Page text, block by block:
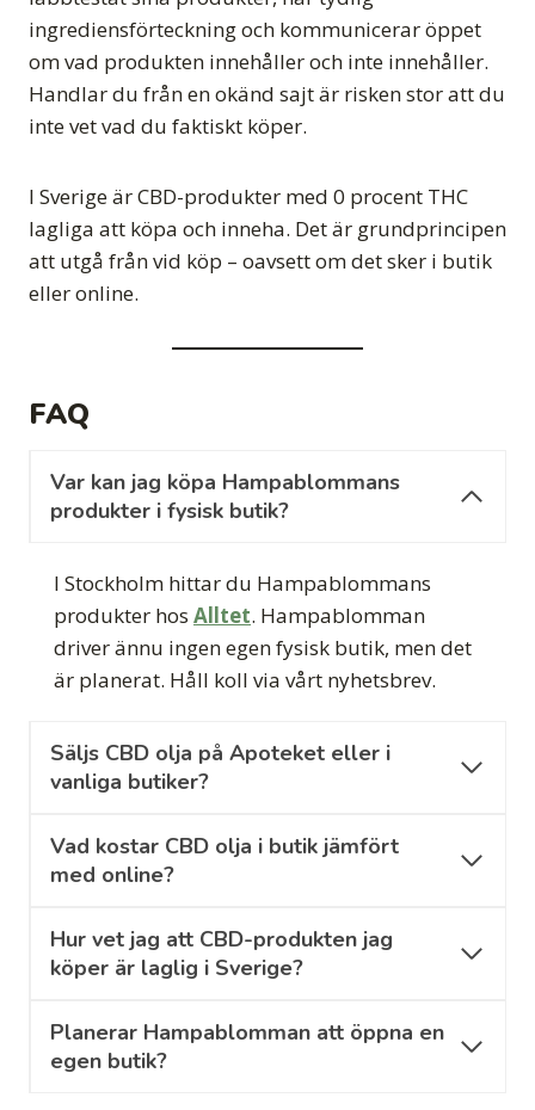
ingrediensförteckning och kommunicerar öppet
om vad produkten innehåller och inte innehåller.
Handlar du från en okänd sajt är risken stor att du
inte vet vad du faktiskt köper.
I Sverige är CBD-produkter med 0 procent THC
lagliga att köpa och inneha. Det är grundprincipen
att utgå från vid köp – oavsett om det sker i butik
eller online.
FAQ
Var kan jag köpa Hampablommans
produkter i fysisk butik?
I Stockholm hittar du Hampablommans
produkter hos Alltet. Hampablomman
driver ännu ingen egen fysisk butik, men det
är planerat. Håll koll via vårt nyhetsbrev.
Säljs CBD olja på Apoteket eller i
vanliga butiker?
Vad kostar CBD olja i butik jämfört
med online?
Hur vet jag att CBD-produkten jag
köper är laglig i Sverige?
Planerar Hampablomman att öppna en
egen butik?